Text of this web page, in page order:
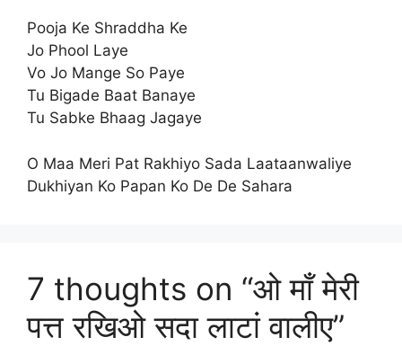
Pooja Ke Shraddha Ke
Jo Phool Laye
Vo Jo Mange So Paye
Tu Bigade Baat Banaye
Tu Sabke Bhaag Jagaye
O Maa Meri Pat Rakhiyo Sada Laataanwaliye
Dukhiyan Ko Papan Ko De De Sahara
7 thoughts on “ओ माँ मेरी
पत्त रखिओ सदा लाटां वालीए”